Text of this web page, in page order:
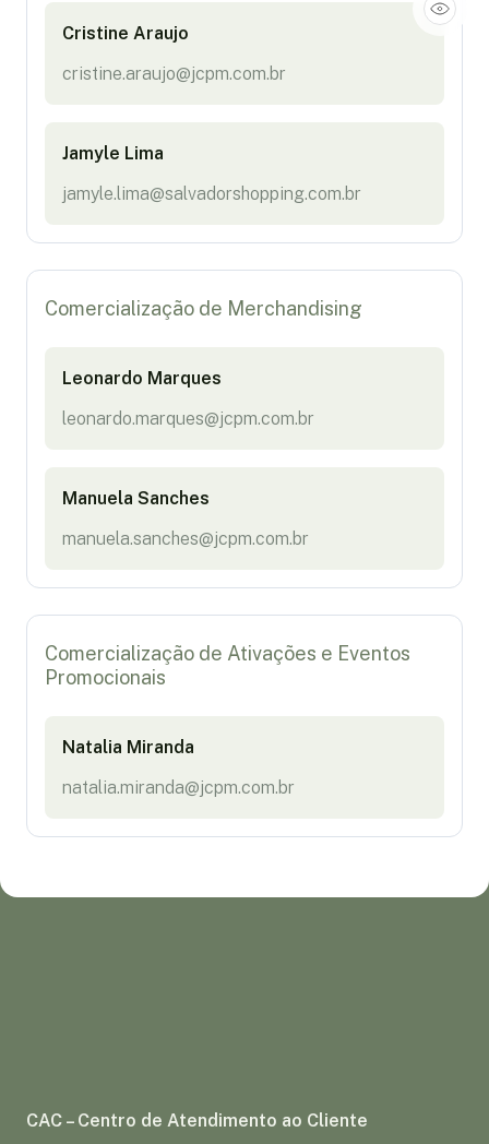
Cristine Araujo
cristine.araujo@jcpm.com.br
Jamyle Lima
jamyle.lima@salvadorshopping.com.br
Comercialização de Merchandising
Leonardo Marques
leonardo.marques@jcpm.com.br
Manuela Sanches
manuela.sanches@jcpm.com.br
Comercialização de Ativações e Eventos
Promocionais
Natalia Miranda
natalia.miranda@jcpm.com.br
CAC – Centro de Atendimento ao Cliente